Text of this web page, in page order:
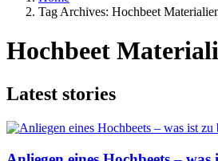
Tag Archives: Hochbeet
Hochbeet
Latest stories